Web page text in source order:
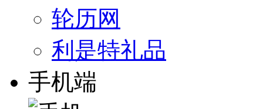
轮历网
利是特礼品
手机端